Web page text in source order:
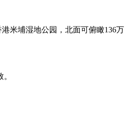
米埔湿地公园，北面可俯瞰136万